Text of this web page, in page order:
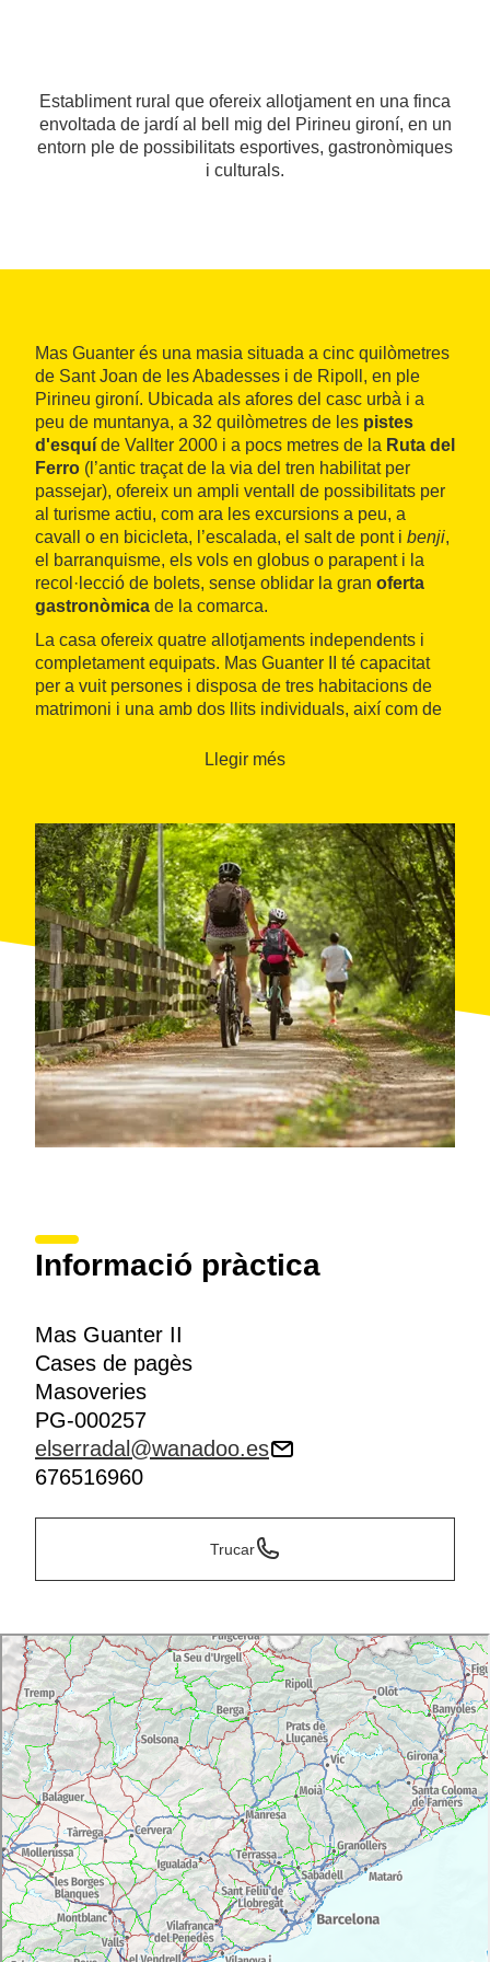
Establiment rural que ofereix allotjament en una finca
envoltada de jardí al bell mig del Pirineu gironí, en un
entorn ple de possibilitats esportives, gastronòmiques
i culturals.
Mas Guanter és una masia situada a cinc quilòmetres
de Sant Joan de les Abadesses i de Ripoll, en ple
Pirineu gironí. Ubicada als afores del casc urbà i a
peu de muntanya, a 32 quilòmetres de les pistes
d'esquí de Vallter 2000 i a pocs metres de la Ruta del
Ferro (l’antic traçat de la via del tren habilitat per
passejar), ofereix un ampli ventall de possibilitats per
al turisme actiu, com ara les excursions a peu, a
cavall o en bicicleta, l’escalada, el salt de pont i benji,
el barranquisme, els vols en globus o parapent i la
recol·lecció de bolets, sense oblidar la gran oferta
gastronòmica de la comarca.
La casa ofereix quatre allotjaments independents i
completament equipats. Mas Guanter II té capacitat
per a vuit persones i disposa de tres habitacions de
matrimoni i una amb dos llits individuals, així com de
una àmplia llar de foc. A les seves instal·lacions
agrícola i ramaderade la casa.
Llegir més
Informació pràctica
Mas Guanter II
Cases de pagès
Masoveries
PG-000257
elserradal@wanadoo.es
676516960
Trucar